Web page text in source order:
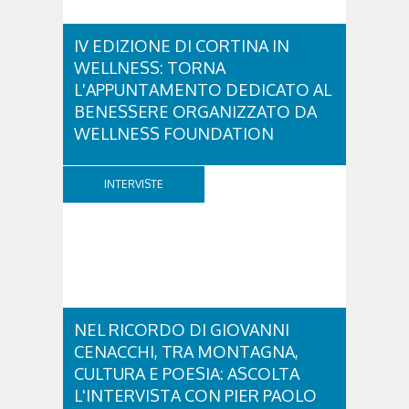
IV EDIZIONE DI CORTINA IN
WELLNESS: TORNA
L'APPUNTAMENTO DEDICATO AL
BENESSERE ORGANIZZATO DA
WELLNESS FOUNDATION
cultura del benessere e dei corretti stili di vita.
Promosso dalla Wellness Foundation –
INTERVISTE
NEL RICORDO DI GIOVANNI
CENACCHI, TRA MONTAGNA,
CULTURA E POESIA: ASCOLTA
L'INTERVISTA CON PIER PAOLO